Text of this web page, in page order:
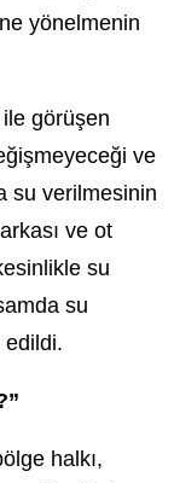
yönelmenin
görüşen
ve
su verilmesinin
ve ot
su
su
edildi.
halkı,